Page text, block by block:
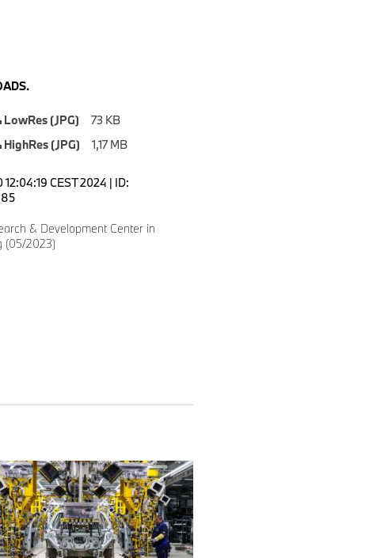
LowRes (JPG)
73 KB
HighRes (JPG)
1,17 MB
12:04:19 CEST 2024 | ID:
& Development Center in
(05/2023)